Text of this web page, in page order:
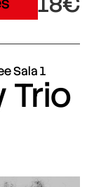
Sala 1
Trio